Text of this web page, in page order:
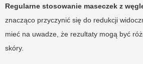
Regularne stosowanie maseczek z
znacząco przyczynić się do redukcji
mieć na uwadze, że rezultaty mogą być
skóry.